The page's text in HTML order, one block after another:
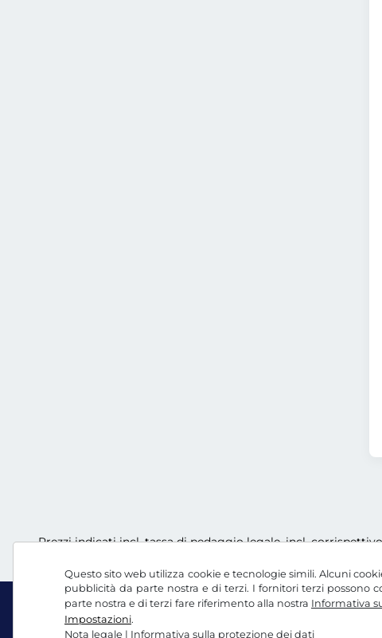
Questo sito web utilizza cookie e tecnologie simili. Alcuni
pubblicità da parte nostra e di terzi. I fornitori terzi possono
parte nostra e di terzi fare riferimento alla nostra Informativa
Impostazioni.
Nota legale | Informativa sulla protezione dei dati
Prezzi indicati incl. tassa di pedaggio legale, incl.